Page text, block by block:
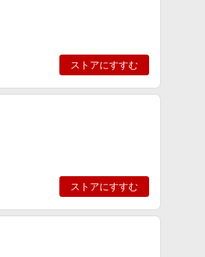
ストアにすすむ
ストアにすすむ